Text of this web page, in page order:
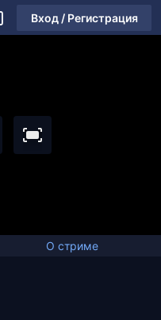
Вход / Регистрация
О стриме